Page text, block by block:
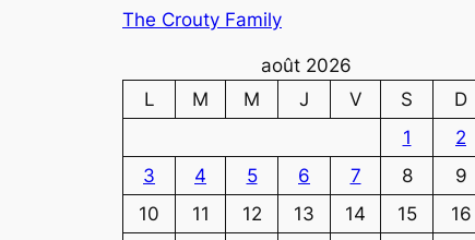
The Crouty Family
août 2026
L
M M J V S
D
1
2
3
4 5 6 7 8
9
10
11 12 13 14 15
16